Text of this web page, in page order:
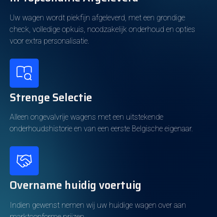
Energieverbruik
Brandstof
Benzine
Emissieklasse
Kleur en Bekleding
Koetswerkkleur
Metallic
Ja
BIV Vlaanderen
Jaarlijkse verkeersbelasting
253€
Uw wagen wordt piekfijn afgeleverd, met een grondige
check, volledige opkuis, noodzakelijk onderhoud en opties
voor extra personalisatie.
Strenge Selectie
Alleen ongevalvrije wagens met een uitstekende
onderhoudshistorie en van een eerste Belgische eigenaar.
Overname huidig voertuig
Indien gewenst nemen wij uw huidige wagen over aan